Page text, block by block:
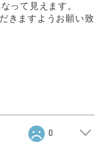
って見えます。
きますようお願い致
0